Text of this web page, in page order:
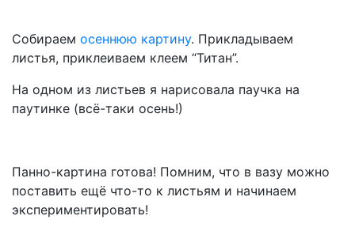
Собираем осеннюю картину. Прикладываем
листья, приклеиваем клеем “Титан”.
На одном из листьев я нарисовала паучка на
паутинке (всё-таки осень!)
Панно-картина готова! Помним, что в вазу можно
поставить ещё что-то к листьям и начинаем
экспериментировать!